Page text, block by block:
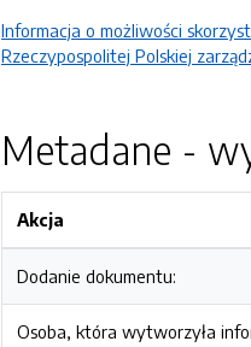
Informacja o możliwości
Rzeczypospolitej Polskiej
Metadane -
Akcja
Dodanie dokumentu:
Osoba, która wytworzyła